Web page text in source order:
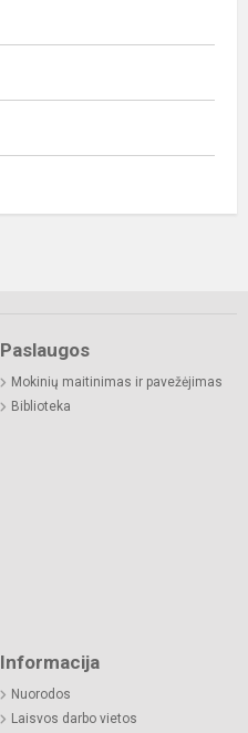
Paslaugos
Mokinių maitinimas ir pavežėjimas
Biblioteka
Informacija
Nuorodos
Laisvos darbo vietos